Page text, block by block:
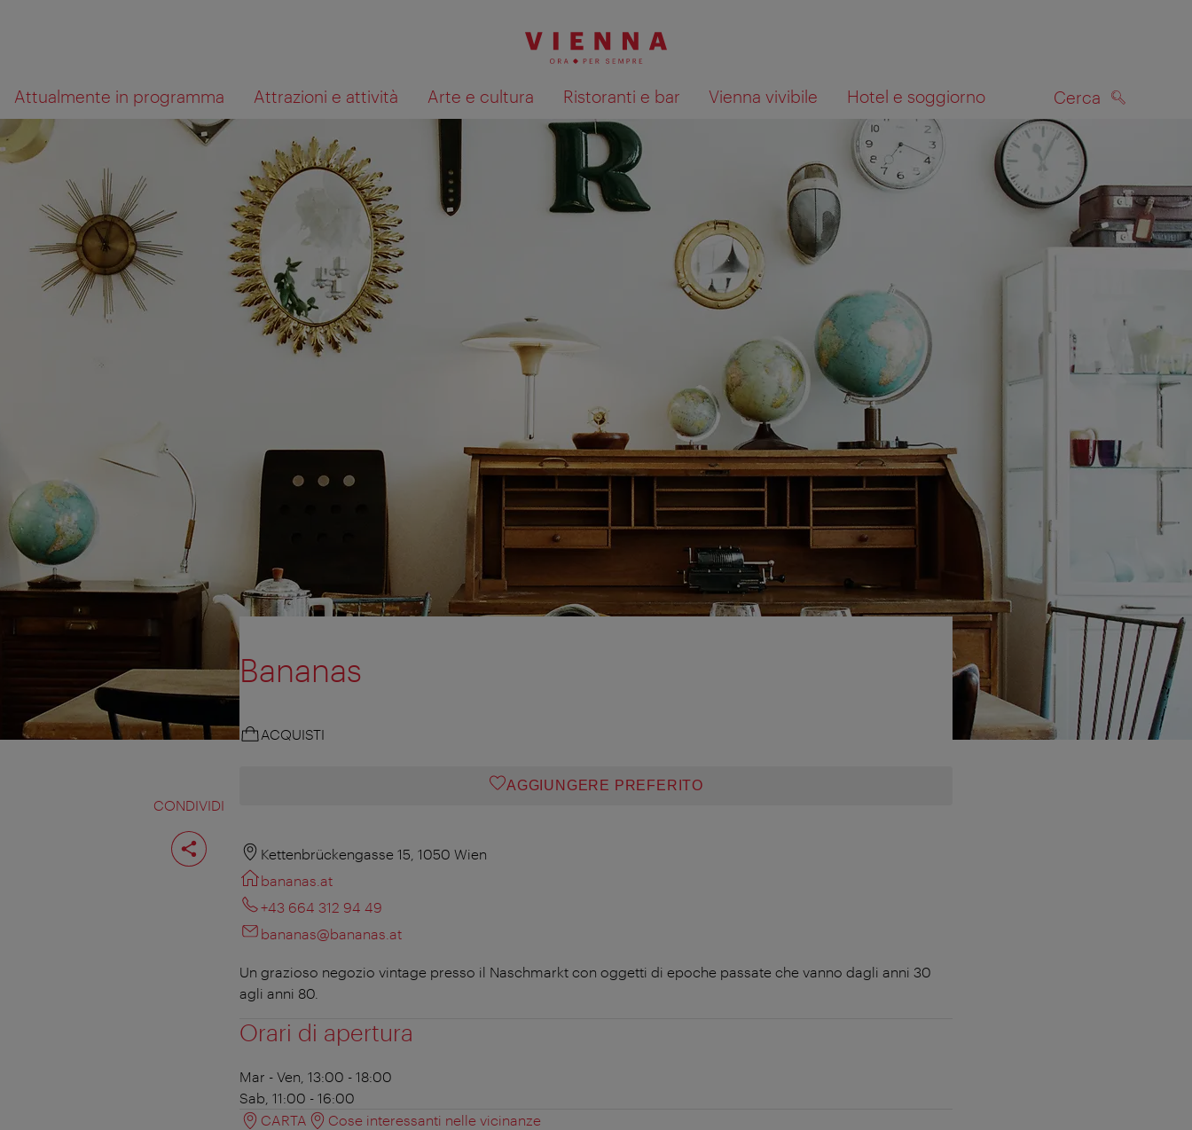
navigazione
contenuto
Attualmente in programma Attrazioni e attività Arte e cultura Ristoranti e bar Vienna vivibile Hotel e soggiorno Cerca
Cosa
cerchi?
Mostra i risultati della ricerca sulla mappa CERCA
CONDIVIDI
Condividi
pagina
Bananas
ACQUISTI
AGGIUNGERE PREFERITO
Kettenbrückengasse 15, 1050 Wien
bananas.at
+43 664 312 94 49
bananas@bananas.at
Un grazioso negozio vintage presso il Naschmarkt con oggetti di epoche passate che vanno dagli anni 30
agli anni 80.
Orari di apertura
Mar - Ven, 13:00 - 18:00
Sab, 11:00 - 16:00
CARTA
Cose interessanti nelle vicinanze